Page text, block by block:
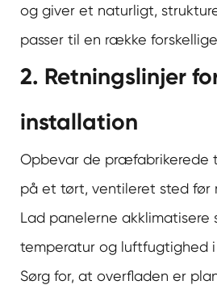
og giver et naturligt,
passer til en række
2. Retningslinjer
installation
Opbevar de præfabrikerede
på et tørt, ventileret sted før
Lad panelerne akklimatisere
temperatur og luftfugtighed i
Sørg for, at overfladen er